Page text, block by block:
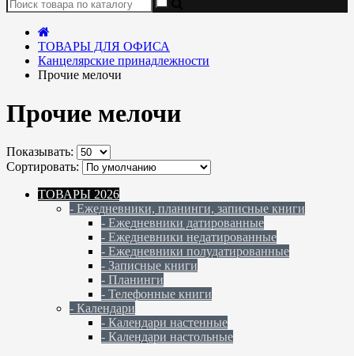
ТОВАРЫ ДЛЯ ОФИСА
Канцелярские принадлежности
Прочие мелочи
Прочие мелочи
Показывать:
Сортировать:
ТОВАРЫ 2026
- Ежедневники, планинги, записные книги
- Ежедневники датированные
- Ежедневники недатированные
- Ежедневники полудатированные
- Записные книги
- Планинги
- Телефонные книги
- Календари
- Календари настенные
- Календари настольные